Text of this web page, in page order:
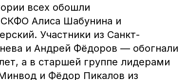
всех обошли
Алиса Шабунина и
Участники из Санкт-
и Андрей Фёдоров — обогнали
а в старшей группе лидерами
и Фёдор Пикалов из